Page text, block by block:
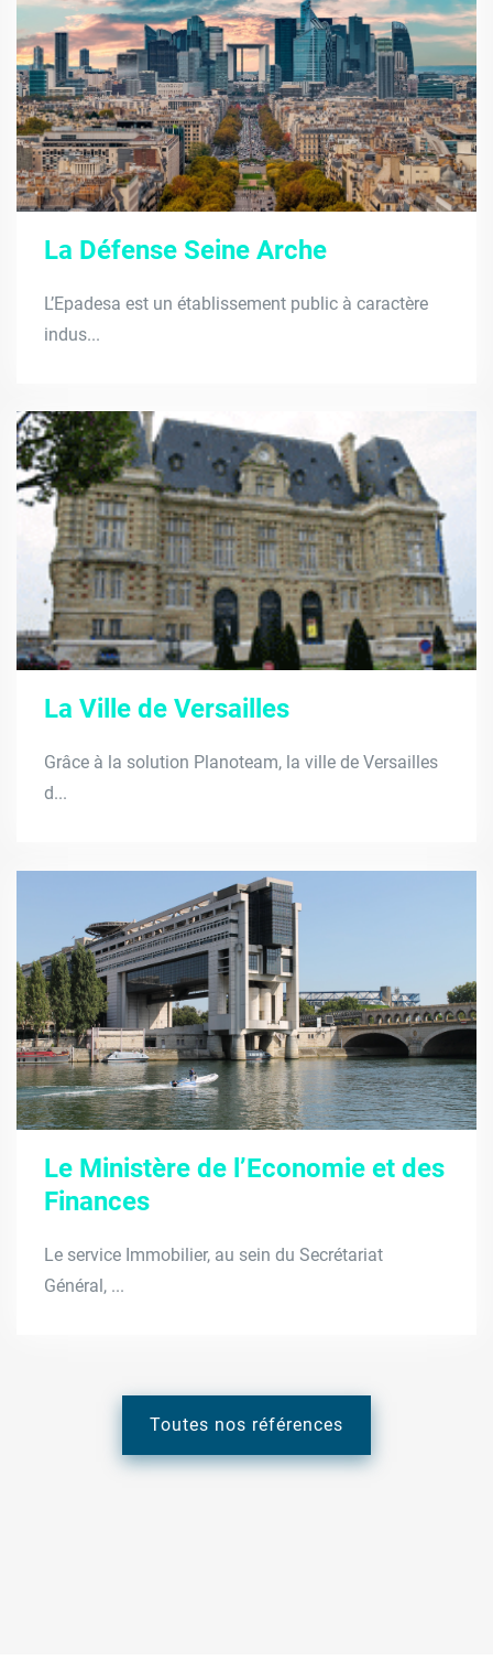
La Défense Seine Arche
L’Epadesa est un établissement public à caractère
indus...
La Ville de Versailles
Grâce à la solution Planoteam, la ville de Versailles
d...
Le Ministère de l’Economie et des
Finances
Le service Immobilier, au sein du Secrétariat
Général, ...
Toutes nos références